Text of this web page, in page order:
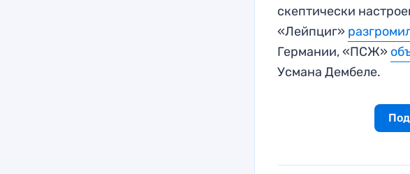
скептически
«Лейпциг»
Германии, «ПСЖ»
Усмана Дембеле.